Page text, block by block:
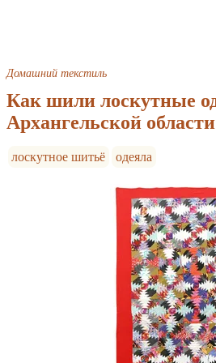
Домашний текстиль
Как шили лоскутные
Архангельской области
лоскутное шитьё одеяла